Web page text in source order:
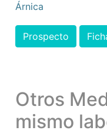
Árnica
Prospecto
Otros
mismo